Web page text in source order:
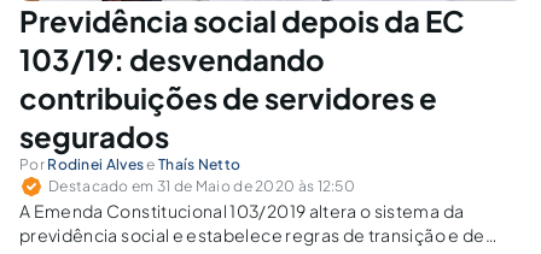
Previdência social depois da EC
103/19: desvendando
contribuições de servidores e
segurados
Por Rodinei AlveseThaís Netto
Destacado em 31 de Maio de 2020 às 12:50
A Emenda Constitucional 103/2019 altera o sistema da
previdência social e estabelece regras de transição e de